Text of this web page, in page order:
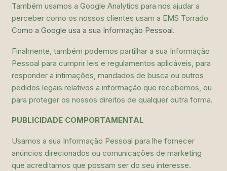
Também usamos a Google Analytics para nos ajudar a
perceber como os nossos clientes usam a EMS Torrado
Como a Google usa a sua Informação Pessoal.
Finalmente, também podemos partilhar a sua Informação
Pessoal para cumprir leis e regulamentos aplicáveis, para
responder a intimações, mandados de busca ou outros
pedidos legais relativos a informação que recebemos, ou
para proteger os nossos direitos de qualquer outra forma.
PUBLICIDADE COMPORTAMENTAL
Usamos a sua Informação Pessoal para lhe fornecer
anúncios direcionados ou comunicações de marketing
que acreditamos que possam ser do seu interesse.